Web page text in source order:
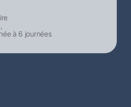
à 6 journées